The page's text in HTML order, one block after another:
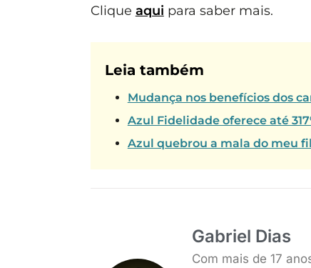
Clique aqui para saber mais.
Leia também
Mudança nos benefícios dos
Azul Fidelidade oferece até
Azul quebrou a mala do meu
Gabriel Dias
Com mais de 17